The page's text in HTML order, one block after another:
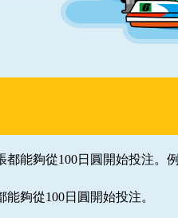
都能夠從100日圓開始投注
夠從100日圓開始投注。